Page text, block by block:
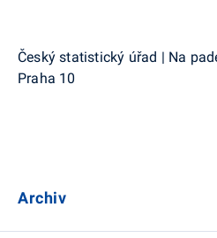
Český statistický úřad | Na
Praha 10
Archiv